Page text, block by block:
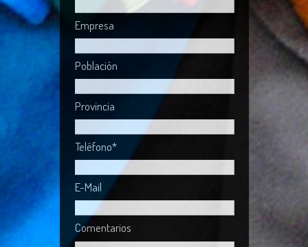
Empresa
Población
Provincia
Teléfono*
E-Mail
Comentarios